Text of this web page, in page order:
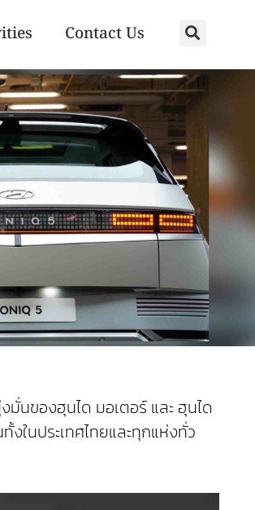
Contact Us
นของฮุนได มอเตอร์ และ ฮุนได
ในประเทศไทยและทุกแห่งทั่ว